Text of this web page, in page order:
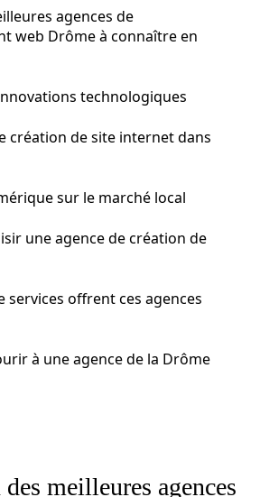
agences de
web Drôme à connaître en
technologiques
création de site internet dans
sur le marché local
une agence de création de
services offrent ces agences
à une agence de la Drôme
meilleures agences